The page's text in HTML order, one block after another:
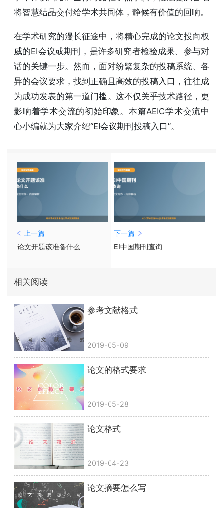
将智慧结晶交付给学术共同体，静候有价值的回响。
在学术研究的漫长征途中，将精心完成的论文投向权
威的EI会议或期刊，是许多研究者检验成果、参与对
话的关键一步。然而，面对纷繁复杂的投稿系统、各
异的会议要求，找到正确且高效的投稿入口，往往成
为成功发表的第一道门槛。这不仅关乎技术路径，更
影响着学术交流的初始印象。本篇AEIC学术交流中
心小编就为大家介绍“EI会议期刊投稿入口”。
上一篇
论文开题该准备什么
下一篇
EI中国期刊查询
相关阅读
参考文献格式
2019-05-09
论文的格式要求
2019-05-28
论文格式
2019-04-23
论文摘要怎么写